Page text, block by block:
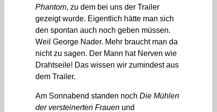
Phantom, zu dem bei uns der Trailer
gezeigt wurde. Eigentlich hätte man sich
den spontan auch noch geben müssen.
Weil George Nader. Mehr braucht man da
nicht zu sagen. Der Mann hat Nerven wie
Drahtseile! Das wissen wir zumindest aus
dem Trailer.
Am Sonnabend standen noch Die Mühlen
der versteinerten Frauenund